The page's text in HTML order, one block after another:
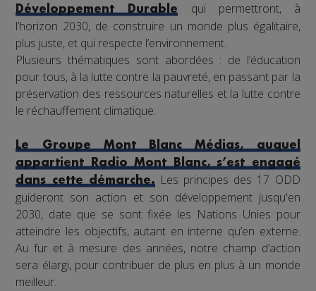
Développement Durable
qui permettront, à
l’horizon 2030, de construire un monde plus égalitaire,
plus juste, et qui respecte l’environnement.
Plusieurs thématiques sont abordées : de l’éducation
pour tous, à la lutte contre la pauvreté, en passant par la
préservation des ressources naturelles et la lutte contre
le réchauffement climatique.
Le Groupe Mont Blanc Médias, auquel
appartient Radio Mont Blanc, s’est engagé
dans cette démarche.Les principes des 17 ODD
guideront son action et son développement jusqu'en
2030, date que se sont fixée les Nations Unies pour
atteindre les objectifs, autant en interne qu’en externe.
Au fur et à mesure des années, notre champ d’action
sera élargi, pour contribuer de plus en plus à un monde
meilleur.